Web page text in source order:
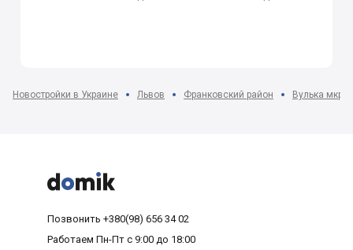
Новостройки в Украине Львов Франковский район Вулька мкр-н



Позвонить +380(98) 656 34 02
Работаем Пн-Пт с 9:00 до 18:00